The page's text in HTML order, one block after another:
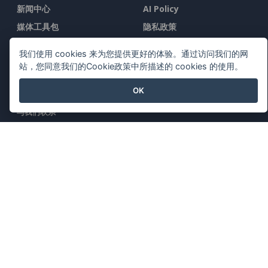
新闻中心
媒体工具包
AI Policy
隐私政策
安全概述
举报投诉
与我们联系
我们使用 cookies 来为您提供更好的体验。通过访问我们的网
站，您同意我们的Cookie政策中所描述的 cookies 的使用。
OK